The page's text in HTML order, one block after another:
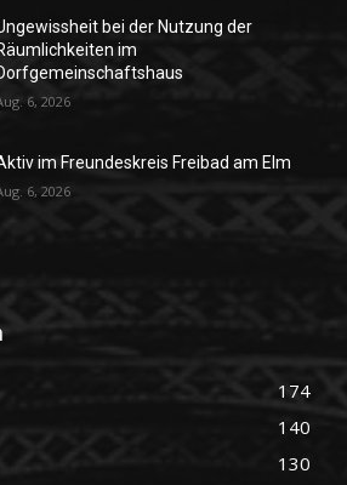
bei der Nutzung der
im
6, 2026
im Freundeskreis Freibad am Elm
6, 2026
174
140
130